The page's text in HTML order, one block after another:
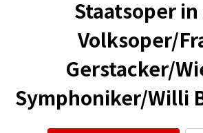
Staatsoper
Volksoper/
Gerstacker/
Symphoniker/Willi